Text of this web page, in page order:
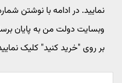
نمایید. در ادامه با نوشتن
وبسایت دولت من به پایان
بر روی "خرید کنید" کلیک